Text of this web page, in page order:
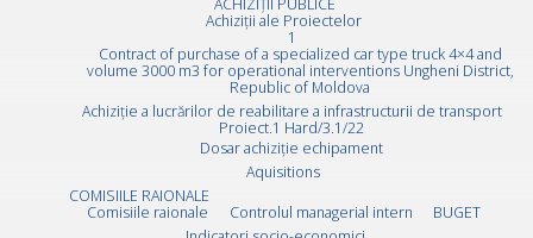
ACHIZIȚII PUBLICE
Achiziții ale Proiectelor
1
Contract of purchase of a specialized car type truck 4×4 and
volume 3000 m3 for operational interventions Ungheni District,
Republic of Moldova
Achiziție a lucrărilor de reabilitare a infrastructurii de transport
Proiect.1 Hard/3.1/22
Dosar achiziție echipament
Aquisitions
COMISIILE RAIONALE
Comisiile raionale
Controlul managerial intern
BUGET